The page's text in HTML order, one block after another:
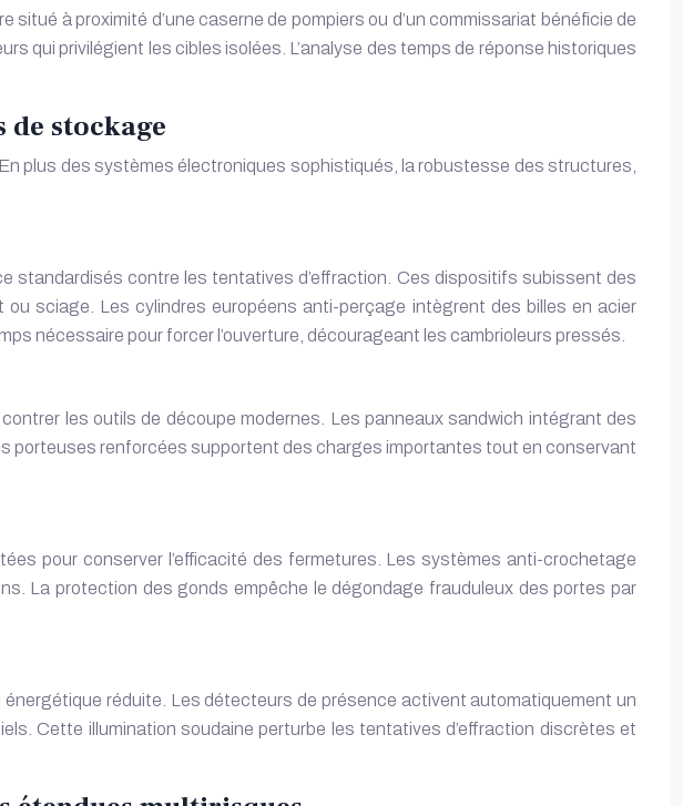
à proximité d’une caserne de pompiers ou d’un commissariat bénéficie de
qui privilégient les cibles isolées. L’analyse des temps de réponse historiques
stockage
plus des systèmes électroniques sophistiqués, la robustesse des structures,
standardisés contre les tentatives d’effraction. Ces dispositifs subissent des
sciage. Les cylindres européens anti-perçage intègrent des billes en acier
nécessaire pour forcer l’ouverture, décourageant les cambrioleurs pressés.
les outils de découpe modernes. Les panneaux sandwich intégrant des
porteuses renforcées supportent des charges importantes tout en conservant
pour conserver l’efficacité des fermetures. Les systèmes anti-crochetage
La protection des gonds empêche le dégondage frauduleux des portes par
réduite. Les détecteurs de présence activent automatiquement un
Cette illumination soudaine perturbe les tentatives d’effraction discrètes et